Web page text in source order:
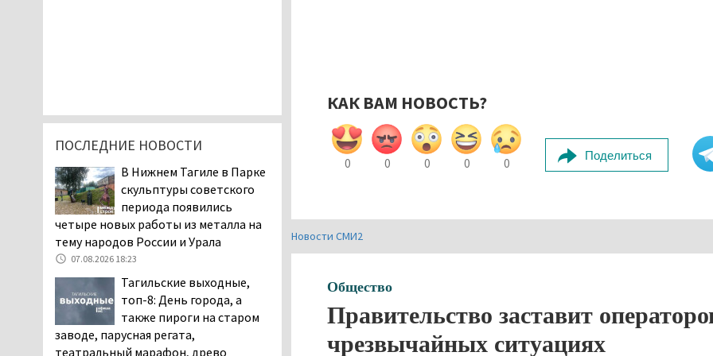
КАК ВАМ НОВОСТЬ?
0 0 0 0 0
Поделиться
Новости СМИ2
Общество
Правительство заставит
чрезвычайных ситуациях
ПОСЛЕДНИЕ НОВОСТИ
В Нижнем Тагиле в Парке
скульптуры советского
периода появились
четыре новых работы из металла на
тему народов России и Урала
07.08.2026 18:23
Тагильские выходные,
топ-8: День города, а
также пироги на старом
заводе, парусная регата,
театральный марафон, древо